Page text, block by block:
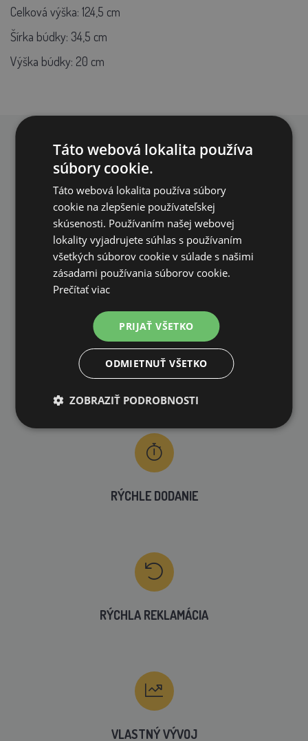
Celková výška: 124,5 cm
Šírka búdky: 34,5 cm
Výška búdky: 20 cm
PREČO NAKUPOVAŤ U NÁS?
DOPRAVA ZDARMA
na všetky objednávky od 200€ vrátane DPH.
VLASTNÝ SKLAD
99 % produktov držíme priamo skladom
RÝCHLE DODANIE
RÝCHLA REKLAMÁCIA
VLASTNÝ VÝVOJ
Táto webová lokalita používa
súbory cookie.
Táto webová lokalita používa súbory
cookie na zlepšenie používateľskej
skúsenosti. Používaním našej webovej
lokality vyjadrujete súhlas s používaním
všetkých súborov cookie v súlade s našimi
zásadami používania súborov cookie.
Prečítať viac
PRIJAŤ VŠETKO
ODMIETNUŤ VŠETKO
ZOBRAZIŤ PODROBNOSTI